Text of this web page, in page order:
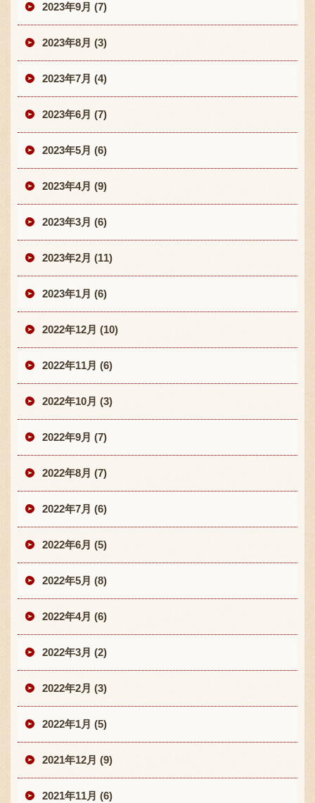
2023年9月 (7)
2023年8月 (3)
2023年7月 (4)
2023年6月 (7)
2023年5月 (6)
2023年4月 (9)
2023年3月 (6)
2023年2月 (11)
2023年1月 (6)
2022年12月 (10)
2022年11月 (6)
2022年10月 (3)
2022年9月 (7)
2022年8月 (7)
2022年7月 (6)
2022年6月 (5)
2022年5月 (8)
2022年4月 (6)
2022年3月 (2)
2022年2月 (3)
2022年1月 (5)
2021年12月 (9)
2021年11月 (6)